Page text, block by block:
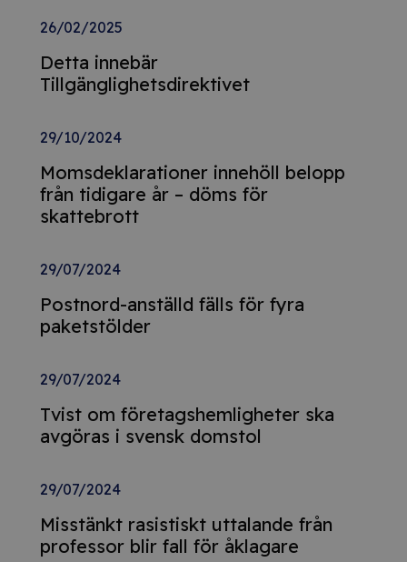
26/02/2025
Detta innebär
Tillgänglighetsdirektivet
29/10/2024
Momsdeklarationer innehöll belopp
från tidigare år – döms för
skattebrott
29/07/2024
Postnord-anställd fälls för fyra
paketstölder
29/07/2024
Tvist om företagshemligheter ska
avgöras i svensk domstol
29/07/2024
Misstänkt rasistiskt uttalande från
professor blir fall för åklagare